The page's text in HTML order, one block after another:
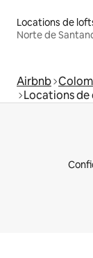
Locations de
Norte de
Airbnb
Locations